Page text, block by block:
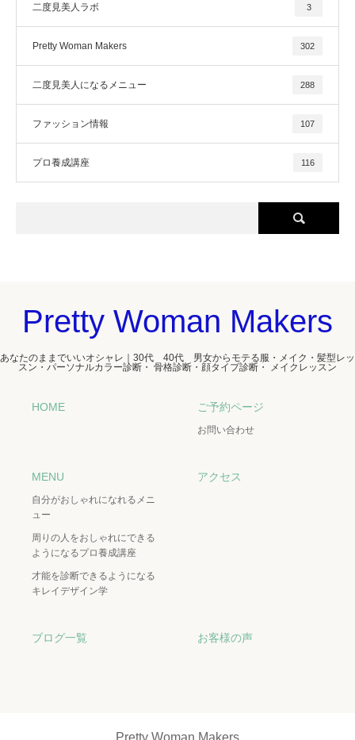
二度見美人ラボ 3
Pretty Woman Makers 302
二度見美人になるメニュー 288
ファッション情報 107
プロ養成講座 116
Pretty Woman Makers
あなたのままでいいオシャレ｜30代 40代 男女からモテる服・メイク・髪型レッ
スン・パーソナルカラー診断・ 骨格診断・顔タイプ診断・ メイクレッスン
HOME ご予約ページ
お問い合わせ
MENU
自分がおしゃれになれるメニ
ュー
周りの人をおしゃれにできる
ようになるプロ養成講座
才能を診断できるようになる
キレイデザイン学
アクセス
ブログ一覧 お客様の声
Pretty Woman Makers